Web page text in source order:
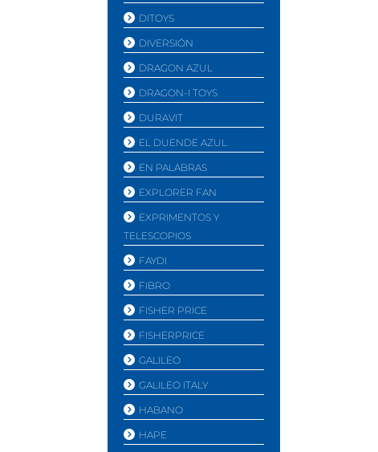
DITOYS
DIVERSIÓN
DRAGON AZUL
DRAGON-I TOYS
DURAVIT
EL DUENDE AZUL
EN PALABRAS
EXPLORER FAN
EXPRIMENTOS Y
TELESCOPIOS
FAYDI
FIBRO
FISHER PRICE
FISHERPRICE
GALILEO
GALILEO ITALY
HABANO
HAPE